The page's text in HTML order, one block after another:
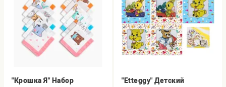
"Крошка Я" Набор
"Etteggy" Детский